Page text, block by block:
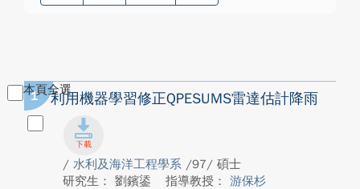
本頁全選
1 利用機器學習修正QPESUMS雷達估計降雨
/ 水利及海洋工程學系 /97/ 碩士
研究生： 劉鑌鋈
指導教授： 游保杉